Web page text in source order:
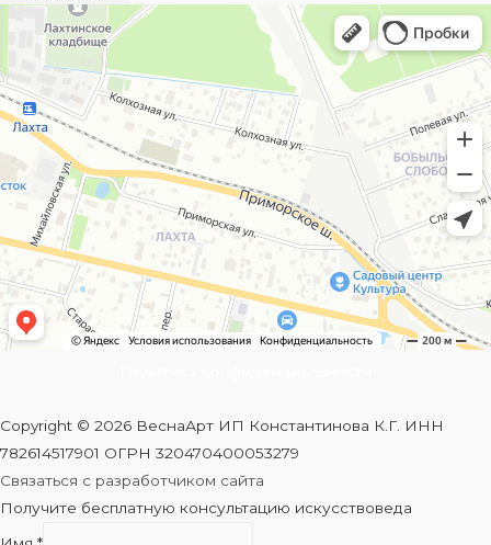
Copyright © 2026 ВеснаАрт ИП Константинова К.Г. ИНН
782614517901 ОГРН 320470400053279
Связаться с разработчиком сайта
Получите бесплатную консультацию искусствоведа